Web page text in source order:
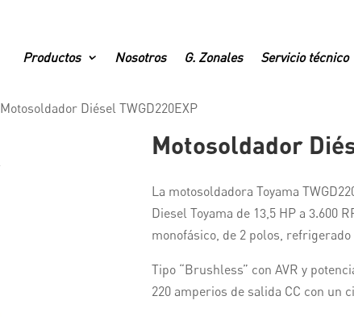
Productos Nosotros G. Zonales Servicio técnico
Motosoldador Diésel TWGD220EXP
Motosoldador
La motosoldadora Toyama
Diesel Toyama de 13,5 HP a 3.600
monofásico, de 2 polos,
Tipo “Brushless” con AVR y
220 amperios de salida CC con un